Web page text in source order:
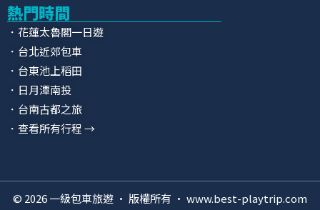
熱門時間
．花蓮太魯閣一日遊
．台北近郊包車
．台東池上稻田
．日月潭南投
．台南古都之旅
．查看所有行程 →
© 2026 一級包車旅遊 · 版權所有 · www.best-playtrip.com